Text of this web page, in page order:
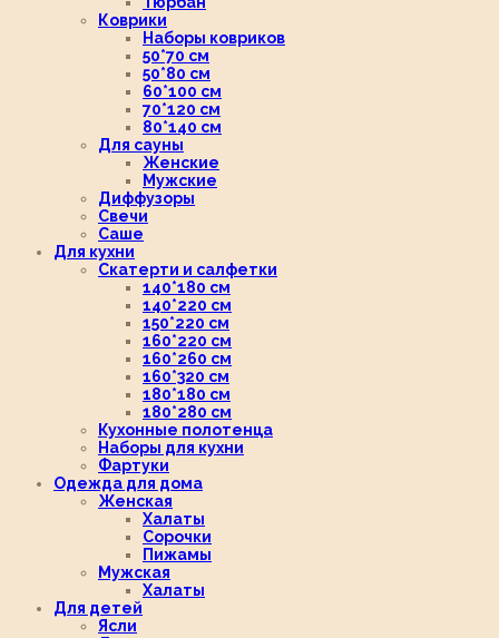
Коврики
Наборы ковриков
50*70 см
50*80 см
60*100 см
70*120 см
80*140 см
Для сауны
Женские
Мужские
Диффузоры
Свечи
Саше
Для кухни
Скатерти и салфетки
140*180 см
140*220 см
150*220 см
160*220 см
160*260 см
160*320 см
180*180 см
180*280 см
Кухонные полотенца
Наборы для кухни
Фартуки
Одежда для дома
Женская
Халаты
Сорочки
Пижамы
Мужская
Халаты
Для детей
Ясли